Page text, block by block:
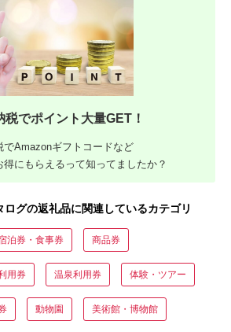
税でポイント大量GET！
でAmazonギフトコードなど
得にもらえるって知ってましたか？
グの返礼品に関連しているカテゴリ
泊券・食事券 商品券
用券 温泉利用券 体験・ツアー
動物園 美術館・博物館